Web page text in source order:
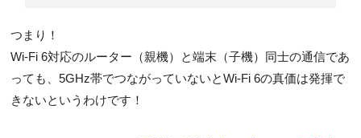
つまり！
Wi-Fi 6対応のルーター（親機）と端末（子機）同士の通信であ
っても、5GHz帯でつながっていないとWi-Fi 6の真価は発揮で
きないというわけです！